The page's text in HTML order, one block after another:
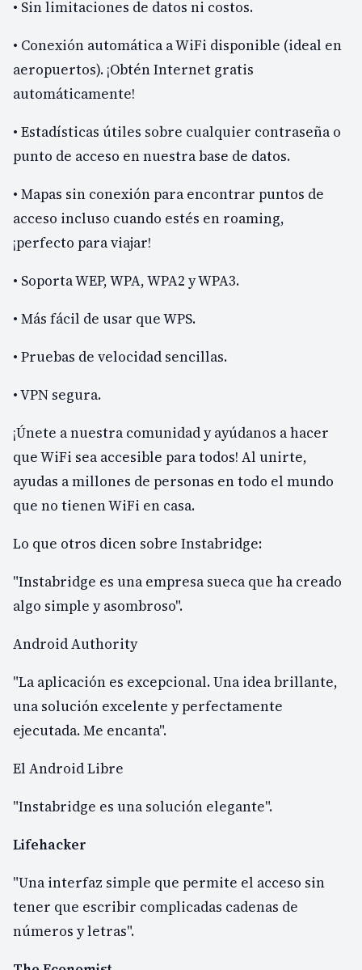
• Sin limitaciones de datos ni costos.
• Conexión automática a WiFi disponible (ideal en
aeropuertos). ¡Obtén Internet gratis
automáticamente!
• Estadísticas útiles sobre cualquier contraseña o
punto de acceso en nuestra base de datos.
• Mapas sin conexión para encontrar puntos de
acceso incluso cuando estés en roaming,
¡perfecto para viajar!
• Soporta WEP, WPA, WPA2 y WPA3.
• Más fácil de usar que WPS.
• Pruebas de velocidad sencillas.
• VPN segura.
¡Únete a nuestra comunidad y ayúdanos a hacer
que WiFi sea accesible para todos! Al unirte,
ayudas a millones de personas en todo el mundo
que no tienen WiFi en casa.
Lo que otros dicen sobre Instabridge:
"Instabridge es una empresa sueca que ha creado
algo simple y asombroso".
Android Authority
"La aplicación es excepcional. Una idea brillante,
una solución excelente y perfectamente
ejecutada. Me encanta".
El Android Libre
"Instabridge es una solución elegante".
Lifehacker
"Una interfaz simple que permite el acceso sin
tener que escribir complicadas cadenas de
números y letras".